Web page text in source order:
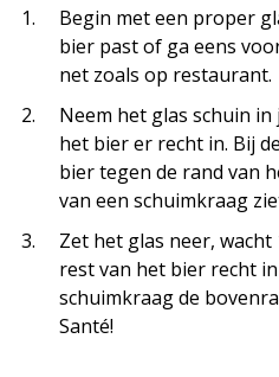
Begin met een proper
bier past of ga eens
net zoals op restaurant.
Neem het glas schuin
het bier er recht in. Bij
bier tegen de rand van
van een schuimkraag
Zet het glas neer, wacht
rest van het bier recht
schuimkraag de
Santé!